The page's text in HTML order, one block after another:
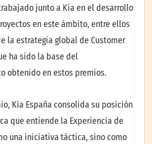
junto a Kia en el desarrollo
en este ámbito, entre ellos
la estrategia global de Customer
ha sido la base del
obtenido en estos premios.
Kia España consolida su posición
que entiende la Experiencia de
una iniciativa táctica, sino como